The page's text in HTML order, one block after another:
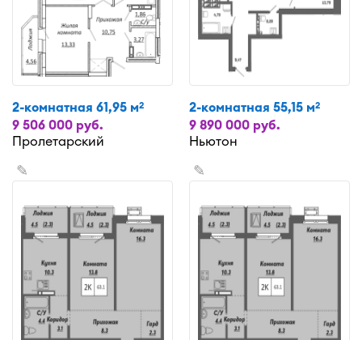
2-комнатная 61,95 м2
9 506 000 руб.
Пролетарский
2-комнатная 55,15 м2
9 890 000 руб.
Ньютон
✎ ✎